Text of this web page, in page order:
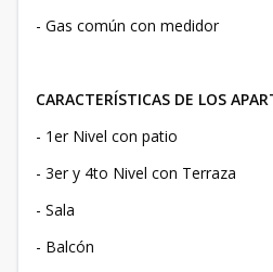
- Gas común con medidor
CARACTERÍSTICAS DE LOS
- 1er Nivel con patio
- 3er y 4to Nivel con Terraza
- Sala
- Balcón